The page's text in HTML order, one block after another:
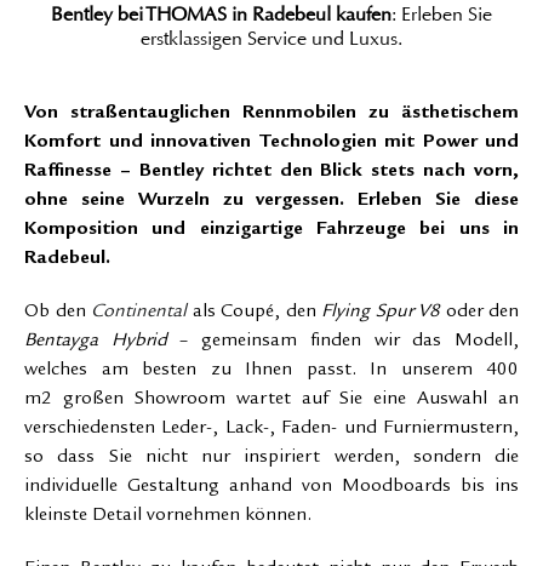
Bentley bei THOMAS in Radebeul kaufen: Erleben Sie
erstklassigen Service und Luxus.
Von straßentauglichen Rennmobilen zu ästhetischem
Komfort und innovativen Technologien mit Power und
Raffinesse – Bentley richtet den Blick stets nach vorn,
ohne seine Wurzeln zu vergessen. Erleben Sie diese
Komposition und einzigartige Fahrzeuge bei uns in
Radebeul.
Ob den Continental als Coupé, den Flying Spur V8 oder den
Bentayga Hybrid– gemeinsam finden wir das Modell,
welches am besten zu Ihnen passt. In unserem 400
m2
großen Showroom wartet auf Sie eine Auswahl an
verschiedensten Leder-, Lack-, Faden- und Furniermustern,
so dass Sie nicht nur inspiriert werden, sondern die
individuelle Gestaltung anhand von Moodboards bis ins
kleinste Detail vornehmen können.